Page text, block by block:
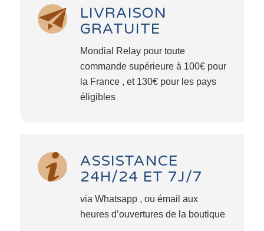
LIVRAISON
GRATUITE
Mondial Relay pour toute
commande supérieure à 100€ pour
la France , et 130€ pour les pays
éligibles
ASSISTANCE
24H/24 ET 7J/7
via Whatsapp , ou émail aux
heures d’ouvertures de la boutique